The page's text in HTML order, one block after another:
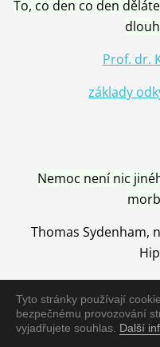
Tyto stránky používají
bezpečnému provozování
vyjadřujete souhlas. Další
To, co den co den
Prof. dr.
základy
Nemoc není nic
Thomas Sydenham,
Nemoc je vyléčena jen